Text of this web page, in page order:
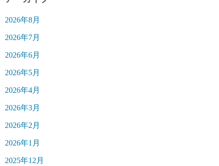
2026年8月
2026年7月
2026年6月
2026年5月
2026年4月
2026年3月
2026年2月
2026年1月
2025年12月